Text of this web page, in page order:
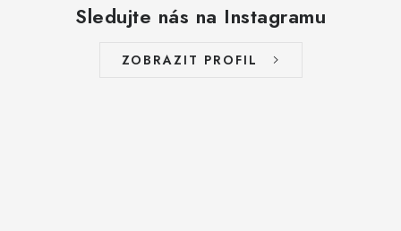
Sledujte nás na Instagramu
ZOBRAZIT PROFIL